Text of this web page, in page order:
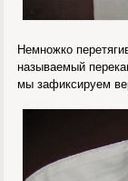
Немножко
называемый
мы зафиксируем